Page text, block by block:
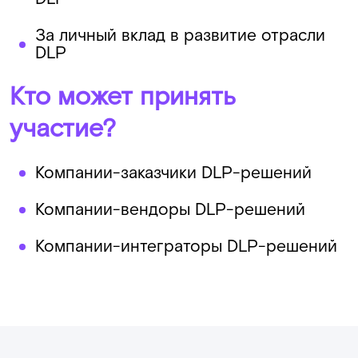
За личный вклад в развитие отрасли
DLP
Кто может принять
участие?
Компании-заказчики DLP-решений
Компании-вендоры DLP-решений
Компании-интеграторы DLP-решений